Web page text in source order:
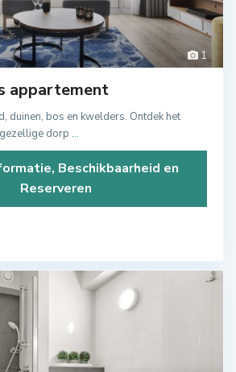
1
appartement
duinen, bos en kwelders. Ontdek het
dorp ...
Beschikbaarheid en
Reserveren